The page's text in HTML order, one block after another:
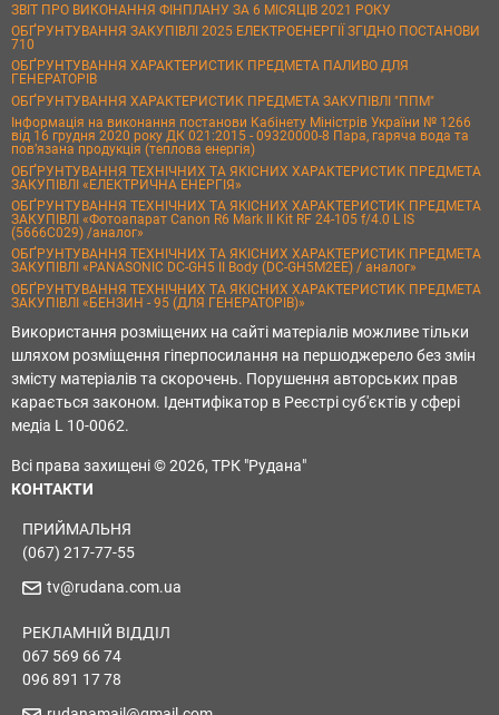
ЗВІТ ПРО ВИКОНАННЯ ФІНПЛАНУ ЗА 6 МІСЯЦІВ 2021 РОКУ
ОБҐРУНТУВАННЯ ЗАКУПІВЛІ 2025 ЕЛЕКТРОЕНЕРГІЇ ЗГІДНО ПОСТАНОВИ
710
ОБҐРУНТУВАННЯ ХАРАКТЕРИСТИК ПРЕДМЕТА ПАЛИВО ДЛЯ
ГЕНЕРАТОРІВ
ОБҐРУНТУВАННЯ ХАРАКТЕРИСТИК ПРЕДМЕТА ЗАКУПІВЛІ "ППМ"
Інформація на виконання постанови Кабінету Міністрів України № 1266
від 16 грудня 2020 року ДК 021:2015 - 09320000-8 Пара, гаряча вода та
пов’язана продукція (теплова енергія)
ОБҐРУНТУВАННЯ ТЕХНІЧНИХ ТА ЯКІСНИХ ХАРАКТЕРИСТИК ПРЕДМЕТА
ЗАКУПІВЛІ «ЕЛЕКТРИЧНА ЕНЕРГІЯ»
ОБҐРУНТУВАННЯ ТЕХНІЧНИХ ТА ЯКІСНИХ ХАРАКТЕРИСТИК ПРЕДМЕТА
ЗАКУПІВЛІ «Фотоапарат Canon R6 Mark II Kit RF 24-105 f/4.0 L IS
(5666C029) /аналог»
ОБҐРУНТУВАННЯ ТЕХНІЧНИХ ТА ЯКІСНИХ ХАРАКТЕРИСТИК ПРЕДМЕТА
ЗАКУПІВЛІ «PANASONIC DC-GH5 II Body (DC-GH5M2EE) / аналог»
ОБҐРУНТУВАННЯ ТЕХНІЧНИХ ТА ЯКІСНИХ ХАРАКТЕРИСТИК ПРЕДМЕТА
ЗАКУПІВЛІ «БЕНЗИН - 95 (ДЛЯ ГЕНЕРАТОРІВ)»
Використання розміщених на сайті матеріалів можливе тільки
шляхом розміщення гіперпосилання на першоджерело без змін
змісту матеріалів та скорочень. Порушення авторських прав
карається законом. Ідентифікатор в Реєстрі суб'єктів у сфері
медіа L 10-0062.
Всі права захищені © 2026, ТРК "Рудана"
КОНТАКТИ
ПРИЙМАЛЬНЯ
(067) 217-77-55
tv@rudana.com.ua
РЕКЛАМНІЙ ВІДДІЛ
067 569 66 74
096 891 17 78